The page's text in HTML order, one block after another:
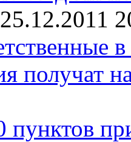
25.12.2011
получат
пунктов